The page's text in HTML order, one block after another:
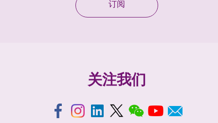
订阅
关注我们